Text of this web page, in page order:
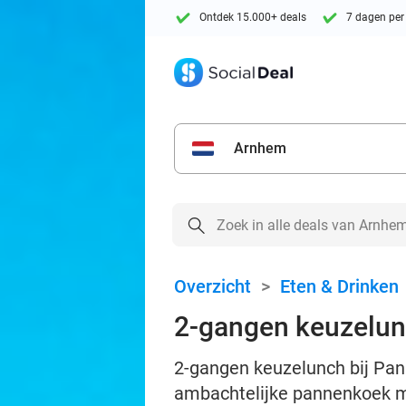
Ontdek 15.000+ deals 7 dagen
Arnhem
Overzicht > Eten & Drinken
2-gangen
2-gangen keuzelunch bij
ambachtelijke pannenkoek